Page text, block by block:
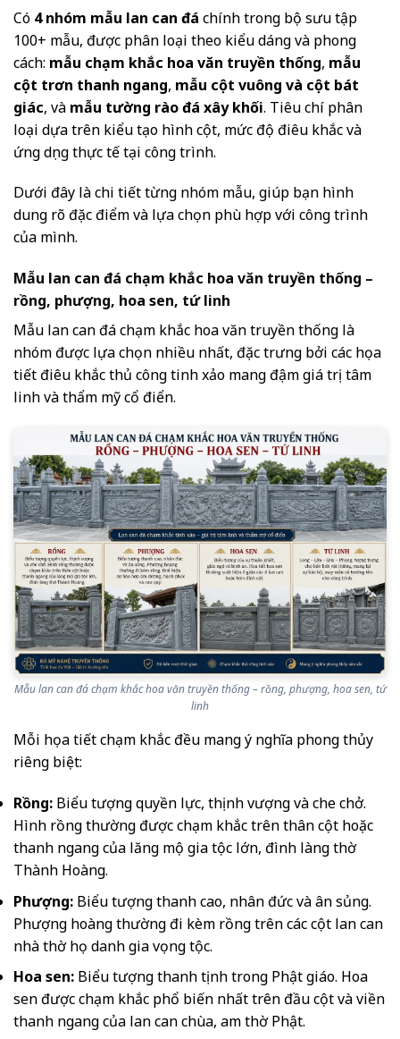
Có 4 nhóm mẫu lan can đá chính trong bộ sưu tập
100+ mẫu, được phân loại theo kiểu dáng và phong
cách: mẫu chạm khắc hoa văn truyền thống, mẫu
cột trơn thanh ngang, mẫu cột vuông và cột bát
giác, và mẫu tường rào đá xây khối. Tiêu chí phân
loại dựa trên kiểu tạo hình cột, mức độ điêu khắc và
ứng dụng thực tế tại công trình.
Dưới đây là chi tiết từng nhóm mẫu, giúp bạn hình
dung rõ đặc điểm và lựa chọn phù hợp với công trình
của mình.
Mẫu lan can đá chạm khắc hoa văn truyền thống –
rồng, phượng, hoa sen, tứ linh
Mẫu lan can đá chạm khắc hoa văn truyền thống là
nhóm được lựa chọn nhiều nhất, đặc trưng bởi các họa
tiết điêu khắc thủ công tinh xảo mang đậm giá trị tâm
linh và thẩm mỹ cổ điển.
Mẫu lan can đá chạm khắc hoa văn truyền thống – rồng, phượng, hoa sen, tứ
linh
Mỗi họa tiết chạm khắc đều mang ý nghĩa phong thủy
riêng biệt:
Rồng: Biểu tượng quyền lực, thịnh vượng và che chở.
Hình rồng thường được chạm khắc trên thân cột hoặc
thanh ngang của lăng mộ gia tộc lớn, đình làng thờ
Thành Hoàng.
Phượng: Biểu tượng thanh cao, nhân đức và ân sủng.
Phượng hoàng thường đi kèm rồng trên các cột lan can
nhà thờ họ danh gia vọng tộc.
Hoa sen: Biểu tượng thanh tịnh trong Phật giáo. Hoa
sen được chạm khắc phổ biến nhất trên đầu cột và viền
thanh ngang của lan can chùa, am thờ Phật.